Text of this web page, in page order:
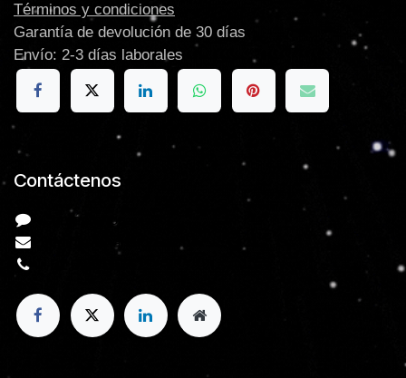
Términos y condiciones
Garantía de devolución de 30 días
Envío: 2-3 días laborales
Contáctenos
Contáctenos
info@e-Xpansion.com